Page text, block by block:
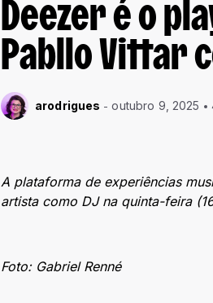
Deezer é o
Pabllo Vittar
arodrigues outubro 9, 2025
A plataforma de experiências
artista como DJ na quinta-feira
Foto: Gabriel Renné